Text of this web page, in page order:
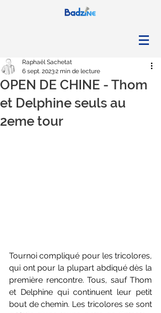
OPEN DE CHINE - Thom
et Delphine seuls au
2eme tour
Raphaël Sachetat
6 sept. 20232 min de lecture
Tournoi compliqué pour les tricolores,
qui ont pour la plupart abdiqué dès la
première rencontre. Tous, sauf Thom
et Delphine qui continuent leur petit
bout de chemin. Les tricolores se sont